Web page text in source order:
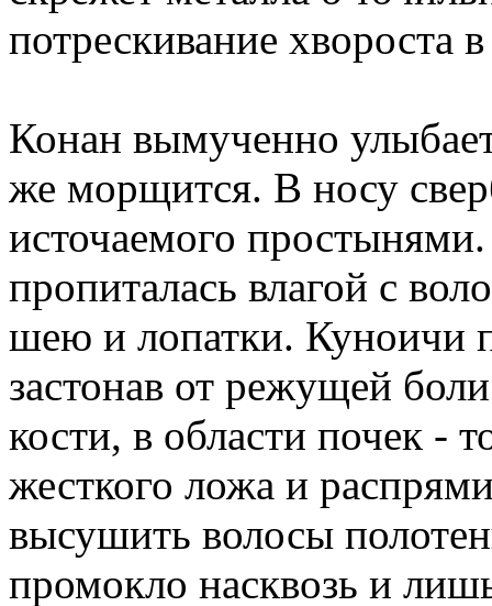
потрескивание хвороста
Конан вымученно
же морщится. В носу
источаемого
пропиталась влагой с
шею и лопатки. Куноичи
застонав от режущей
кости, в области почек -
жесткого ложа и
высушить волосы
промокло насквозь и